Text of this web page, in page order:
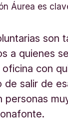
Áurea es
son
a quienes
oficina con
salir de